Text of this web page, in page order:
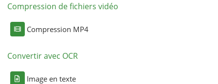
Compression de fichiers vidéo
Compression MP4
Convertir avec OCR
Image en texte